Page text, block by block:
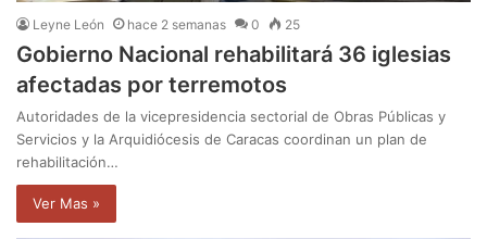
Leyne León hace 2 semanas 0 25
Gobierno Nacional rehabilitará 36 iglesias
afectadas por terremotos
Autoridades de la vicepresidencia sectorial de Obras Públicas y
Servicios y la Arquidiócesis de Caracas coordinan un plan de
rehabilitación…
Ver Mas »